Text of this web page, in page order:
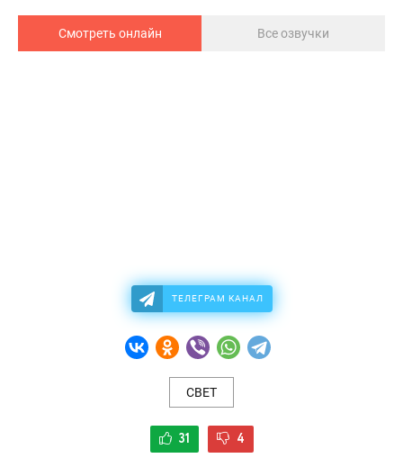
Смотреть онлайн Все озвучки
ТЕЛЕГРАМ КАНАЛ
СВЕТ
31 4